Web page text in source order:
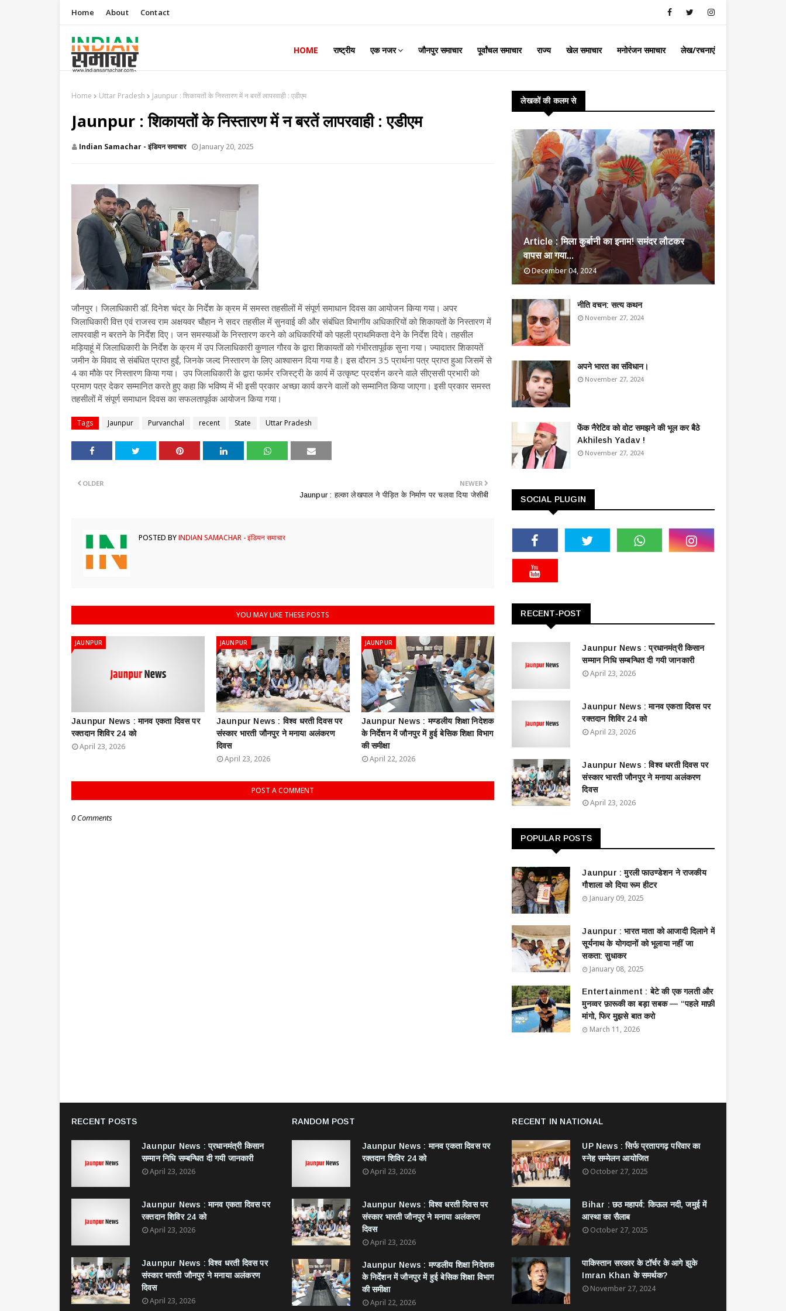
Home About Contact
HOME राष्ट्रीय एक नजर जौनपुर समाचार पूर्वांचल समाचार राज्य खेल समाचार मनोरंजन समाचार लेख/रचनाएं
Home Uttar Pradesh Jaunpur : शिकायतों के निस्तारण में न बरतें लापरवाही : एडीएम
Jaunpur : शिकायतों के निस्तारण में न बरतें लापरवाही : एडीएम
Indian Samachar - इंडियन समाचार January 20, 2025
जौनपुर। जिलाधिकारी डॉ. दिनेश चंद्र के निर्देश के क्रम में समस्त तहसीलों में संपूर्ण समाधान दिवस का आयोजन किया गया। अपर
जिलाधिकारी वित्त एवं राजस्व राम अक्षयवर चौहान ने सदर तहसील में सुनवाई की और संबंधित विभागीय अधिकारियों को शिकायतों के निस्तारण में
लापरवाही न बरतने के निर्देश दिए। जन समस्याओं के निस्तारण करने को अधिकारियों को पहली प्राथमिकता देने के निर्देश दिये। तहसील
मड़ियाहूं में जिलाधिकारी के निर्देश के क्रम में उप जिलाधिकारी कुणाल गौरव के द्वारा शिकायतों को गंभीरतापूर्वक सुना गया। ज्यादातर शिकायतें
जमीन के विवाद से संबंधित प्राप्त हुईं, जिनके जल्द निस्तारण के लिए आश्वासन दिया गया है। इस दौरान 35 प्रार्थना पत्र प्राप्त हुआ जिसमें से
4 का मौके पर निस्तारण किया गया। उप जिलाधिकारी के द्वारा फार्मर रजिस्ट्री के कार्य में उत्कृष्ट प्रदर्शन करने वाले सीएससी प्रभारी को
प्रमाण पत्र देकर सम्मानित करते हुए कहा कि भविष्य में भी इसी प्रकार अच्छा कार्य करने वालों को सम्मानित किया जाएगा। इसी प्रकार समस्त
तहसीलों में संपूर्ण समाधान दिवस का सफलतापूर्वक आयोजन किया गया।
Tags Jaunpur Purvanchal recent State Uttar Pradesh
NEWER
Jaunpur : ​हल्का लेखपाल ने पीड़ित के निर्माण पर चलवा दिया जेसीबी
OLDER
POSTED BYINDIAN SAMACHAR - इंडियन समाचार
YOU MAY LIKE THESE POSTS
JAUNPUR
Jaunpur News : ​मानव एकता दिवस पर
रक्तदान शिविर 24 को
April 23, 2026
JAUNPUR
Jaunpur News : विश्व धरती दिवस पर
संस्कार भारती जौनपुर ने मनाया अलंकरण
दिवस
April 23, 2026
JAUNPUR
Jaunpur News : ​मण्डलीय शिक्षा निदेशक
के निर्देशन में जौनपुर में हुई बेसिक शिक्षा विभाग
की समीक्षा
April 22, 2026
POST A COMMENT
0 Comments
लेखकों की कलम से
Article : मिला कुर्बानी का इनाम! समंदर लौटकर
वापस आ गया...
December 04, 2024
​नीति वचन: सत्य कथन
November 27, 2024
अपने भारत का संविधान।
November 27, 2024
फेंक नैरेटिव को वोट समझने की भूल कर बैठे
Akhilesh Yadav !
November 27, 2024
SOCIAL PLUGIN
RECENT-POST
Jaunpur News : ​प्रधानमंत्री किसान
सम्मान निधि सम्बन्धित दी गयी जानकारी
April 23, 2026
Jaunpur News : ​मानव एकता दिवस पर
रक्तदान शिविर 24 को
April 23, 2026
Jaunpur News : विश्व धरती दिवस पर
संस्कार भारती जौनपुर ने मनाया अलंकरण
दिवस
April 23, 2026
POPULAR POSTS
Jaunpur : ​मुरली फाउण्डेशन ने राजकीय
गौशाला को दिया रूम हीटर
January 09, 2025
Jaunpur : ​भारत माता को आजादी दिलाने में
सूर्यनाथ के योगदानों को भूलाया नहीं जा
सकता: सुधाकर
January 08, 2025
Entertainment : बेटे की एक गलती और
मुनव्वर फ़ारूकी का बड़ा सबक — “पहले माफ़ी
मांगो, फिर मुझसे बात करो
March 11, 2026
RECENT POSTS
Jaunpur News : ​प्रधानमंत्री किसान
सम्मान निधि सम्बन्धित दी गयी जानकारी
April 23, 2026
Jaunpur News : ​मानव एकता दिवस पर
रक्तदान शिविर 24 को
April 23, 2026
Jaunpur News : विश्व धरती दिवस पर
संस्कार भारती जौनपुर ने मनाया अलंकरण
दिवस
April 23, 2026
RANDOM POST
Jaunpur News : ​मानव एकता दिवस पर
रक्तदान शिविर 24 को
April 23, 2026
Jaunpur News : विश्व धरती दिवस पर
संस्कार भारती जौनपुर ने मनाया अलंकरण
दिवस
April 23, 2026
Jaunpur News : ​मण्डलीय शिक्षा निदेशक
के निर्देशन में जौनपुर में हुई बेसिक शिक्षा विभाग
की समीक्षा
April 22, 2026
RECENT IN NATIONAL
UP News : सिर्फ प्रतापगढ़ परिवार का
स्नेह सम्मेलन आयोजित
October 27, 2025
Bihar : छठ महापर्व: किऊल नदी, जमुई में
आस्था का सैलाब
October 27, 2025
​पाकिस्तान सरकार के टॉर्चर के आगे झुके
Imran Khan के समर्थक?
November 27, 2024